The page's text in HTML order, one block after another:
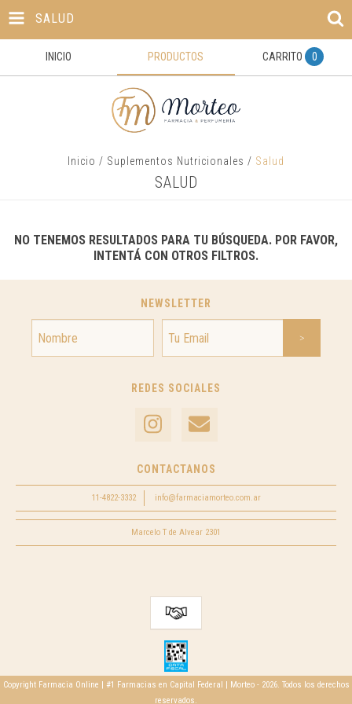
SALUD
INICIO PRODUCTOS CARRITO 0
Inicio / Suplementos Nutricionales / Salud
SALUD
NO TENEMOS RESULTADOS PARA TU BÚSQUEDA. POR FAVOR,
INTENTÁ CON OTROS FILTROS.
NEWSLETTER
REDES SOCIALES
CONTACTANOS
11-4822-3332 info@farmaciamorteo.com.ar
Marcelo T de Alvear 2301
Copyright Farmacia Online | #1 Farmacias en Capital Federal | Morteo - 2026. Todos los derechos
reservados.